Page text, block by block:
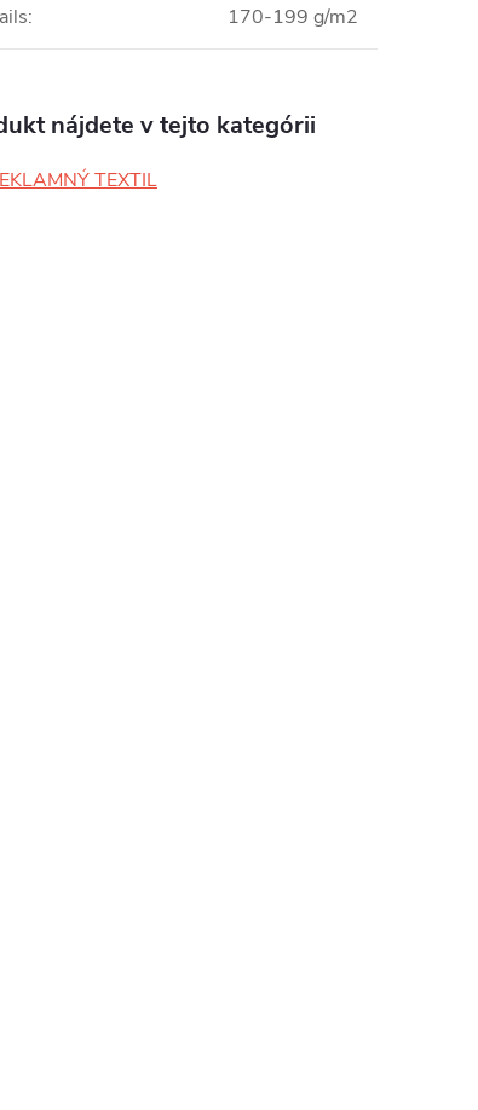
7, IFTH
: 170-199 g/m2
nájdete v tejto kategórii
TEXTIL